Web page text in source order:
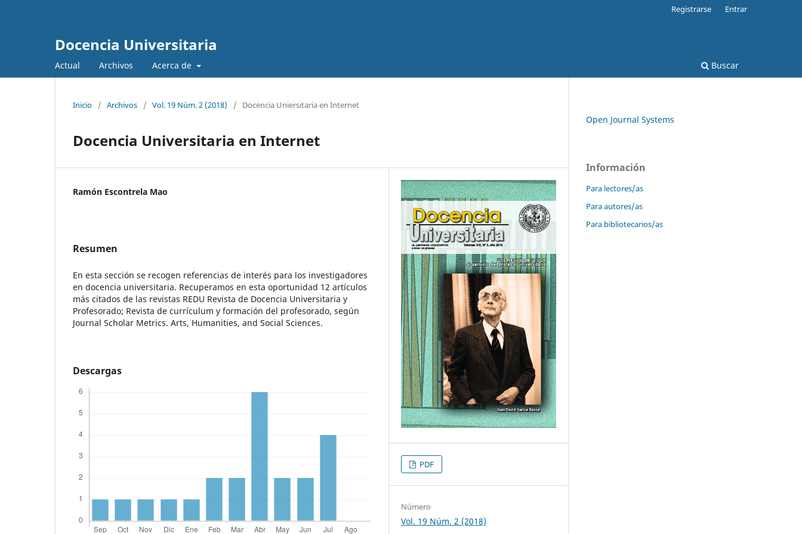
Docencia Universitaria
Actual Archivos Acerca de Buscar
Registrarse Entrar
Inicio / Archivos / Vol. 19 Núm. 2 (2018) / Docencia Uniersitaria en Internet
Docencia Universitaria en Internet
Ramón Escontrela Mao
Resumen
En esta sección se recogen referencias de interés para los investigadores
en docencia universitaria. Recuperamos en esta oportunidad 12 artículos
más citados de las revistas REDU Revista de Docencia Universitaria y
Profesorado; Revista de currículum y formación del profesorado, según
Journal Scholar Metrics. Arts, Humanities, and Social Sciences.
Descargas
PDF
Número
Vol. 19 Núm. 2 (2018)
Open Journal Systems
Información
Para lectores/as
Para autores/as
Para bibliotecarios/as